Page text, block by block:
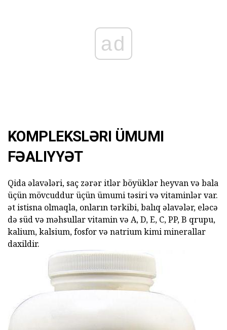
ad
KOMPLEKSLƏRI ÜMUMI
FƏALIYYƏT
Qida əlavələri, saç zərər itlər böyüklər heyvan və bala
üçün mövcuddur üçün ümumi təsiri və vitaminlər var.
ət istisna olmaqla, onların tərkibi, balıq əlavələr, eləcə
də süd və məhsullar vitamin və A, D, E, C, PP, B qrupu,
kalium, kalsium, fosfor və natrium kimi minerallar
daxildir.